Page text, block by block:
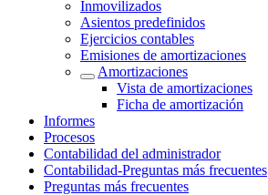
Inmovilizados
Asientos predefinidos
Ejercicios contables
Emisiones de amortizaciones
Amortizaciones
Vista de amortizaciones
Ficha de amortización
Informes
Procesos
Contabilidad del administrador
Contabilidad-Preguntas más frecuentes
Preguntas más frecuentes